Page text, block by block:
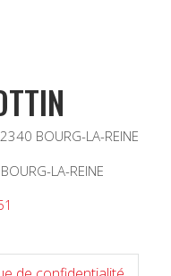
BOURG-LA-REINE
LA-REINE